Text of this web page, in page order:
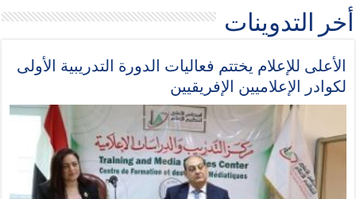
أخر التدوينات
الأعلى للإعلام يختتم فعاليات الدورة التدريبية الأولى
لكوادر الإعلاميين الإفريقيين